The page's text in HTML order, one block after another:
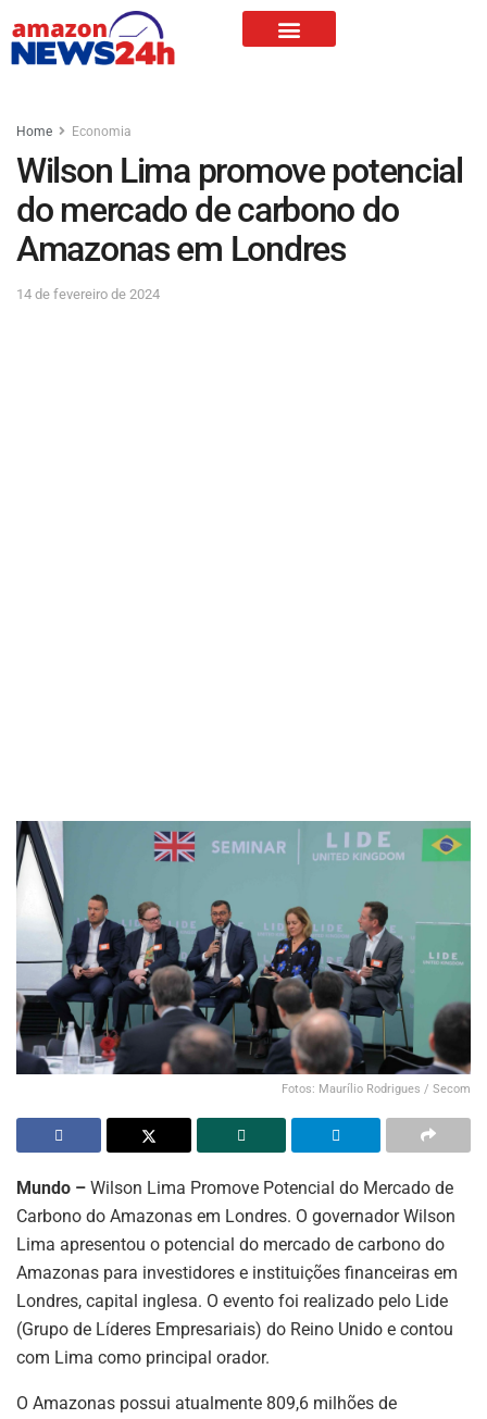
Home Economia
Wilson Lima promove potencial
do mercado de carbono do
Amazonas em Londres
14 de fevereiro de 2024
Fotos: Maurílio Rodrigues / Secom
Mundo – Wilson Lima Promove Potencial do Mercado de
Carbono do Amazonas em Londres. O governador Wilson
Lima apresentou o potencial do mercado de carbono do
Amazonas para investidores e instituições financeiras em
Londres, capital inglesa. O evento foi realizado pelo Lide
(Grupo de Líderes Empresariais) do Reino Unido e contou
com Lima como principal orador.
O Amazonas possui atualmente 809,6 milhões de